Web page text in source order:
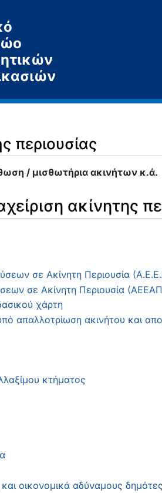
περιουσίας
/ μισθωτήρια ακινήτων κ.ά.
ακίνητης
σε Ακίνητη Περιουσία
σε Ακίνητη Περιουσία
χάρτη
απαλλοτρίωση ακινήτου και
κτήματος
οικονομικά αδύναμους δημότες